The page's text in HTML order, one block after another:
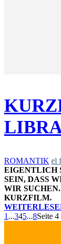
ROMANTIK el
EIGENTLICH
SEIN, DASS
WIR
KURZFILM.
1 ...345...8Seite